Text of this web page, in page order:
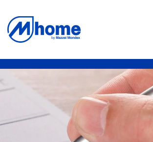
Skip to main content